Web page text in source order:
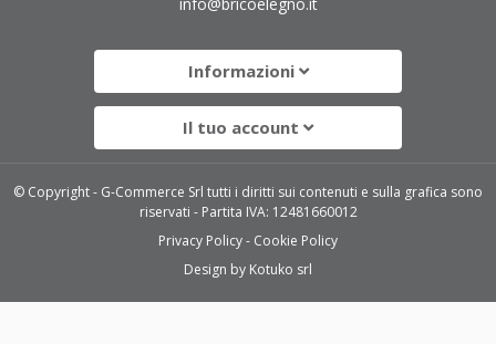
Informazioni
Il tuo account
© Copyright - G-Commerce Srl tutti i diritti sui contenuti e sulla grafica sono
riservati - Partita IVA: 12481660012
Privacy Policy
Cookie Policy
Design by Kotuko srl